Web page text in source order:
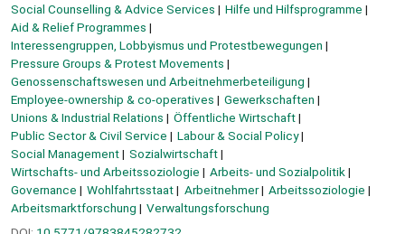
Social Counselling & Advice Services
Hilfe und Hilfsprogramme
Aid & Relief Programmes
Interessengruppen, Lobbyismus und Protestbewegungen
Pressure Groups & Protest Movements
Genossenschaftswesen und Arbeitnehmerbeteiligung
Employee-ownership & co-operatives
Gewerkschaften
Unions & Industrial Relations
Öffentliche Wirtschaft
Public Sector & Civil Service
Labour & Social Policy
Social Management
Sozialwirtschaft
Wirtschafts- und Arbeitssoziologie
Arbeits- und Sozialpolitik
Governance
Wohlfahrtsstaat Arbeitnehmer
Arbeitssoziologie
Arbeitsmarktforschung
Verwaltungsforschung